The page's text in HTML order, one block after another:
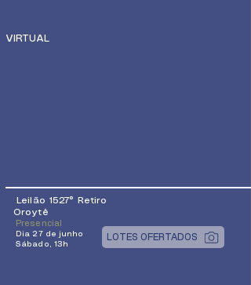
VIRTUAL
Leilão 1527° Retiro
Oroytê
Presencial
Dia 27 de junho
Sábado, 13h
LOTES OFERTADOS